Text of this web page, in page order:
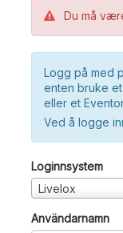
Du må
Logg på med
enten bruke
eller et
Ved å logge
Loginnsystem
Livelox
Användarnamn